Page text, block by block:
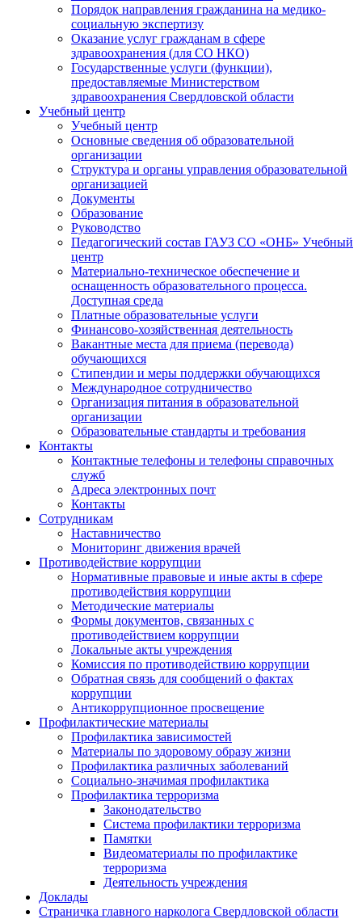
Порядок направления гражданина на медико-
социальную экспертизу
Оказание услуг гражданам в сфере
здравоохранения (для СО НКО)
Государственные услуги (функции),
предоставляемые Министерством
здравоохранения Свердловской области
Учебный центр
Учебный центр
Основные сведения об образовательной
организации
Структура и органы управления образовательной
организацией
Документы
Образование
Руководство
Педагогический состав ГАУЗ СО «ОНБ» Учебный
центр
Материально-техническое обеспечение и
оснащенность образовательного процесса.
Доступная среда
Платные образовательные услуги
Финансово-хозяйственная деятельность
Вакантные места для приема (перевода)
обучающихся
Стипендии и меры поддержки обучающихся
Международное сотрудничество
Организация питания в образовательной
организации
Образовательные стандарты и требования
Контакты
Контактные телефоны и телефоны справочных
служб
Адреса электронных почт
Контакты
Сотрудникам
Наставничество
Мониторинг движения врачей
Противодействие коррупции
Нормативные правовые и иные акты в сфере
противодействия коррупции
Методические материалы
Формы документов, связанных с
противодействием коррупции
Локальные акты учреждения
Комиссия по противодействию коррупции
Обратная связь для сообщений о фактах
коррупции
Антикоррупционное просвещение
Профилактические материалы
Профилактика зависимостей
Материалы по здоровому образу жизни
Профилактика различных заболеваний
Социально-значимая профилактика
Профилактика терроризма
Законодательство
Система профилактики терроризма
Памятки
Видеоматериалы по профилактике
терроризма
Деятельность учреждения
Доклады
Страничка главного нарколога Свердловской области